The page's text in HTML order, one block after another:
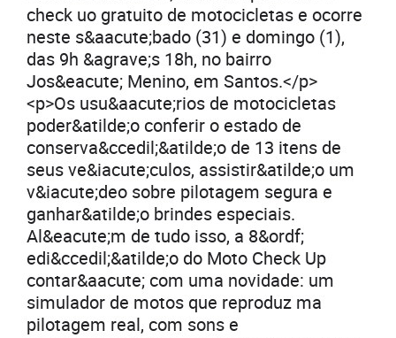
check uo gratuito de motocicletas e ocorre
neste s&aacute;bado (31) e domingo (1),
das 9h &agrave;s 18h, no bairro
Jos&eacute; Menino, em Santos.</p>
<p>Os usu&aacute;rios de motocicletas
poder&atilde;o conferir o estado de
conserva&ccedil;&atilde;o de 13 itens de
seus ve&iacute;culos, assistir&atilde;o um
v&iacute;deo sobre pilotagem segura e
ganhar&atilde;o brindes especiais.
Al&eacute;m de tudo isso, a 8&ordf;
edi&ccedil;&atilde;o do Moto Check Up
contar&aacute; com uma novidade: um
simulador de motos que reproduz ma
pilotagem real, com sons e